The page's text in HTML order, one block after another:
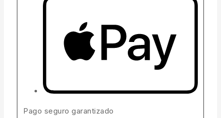
Pago seguro garantizado